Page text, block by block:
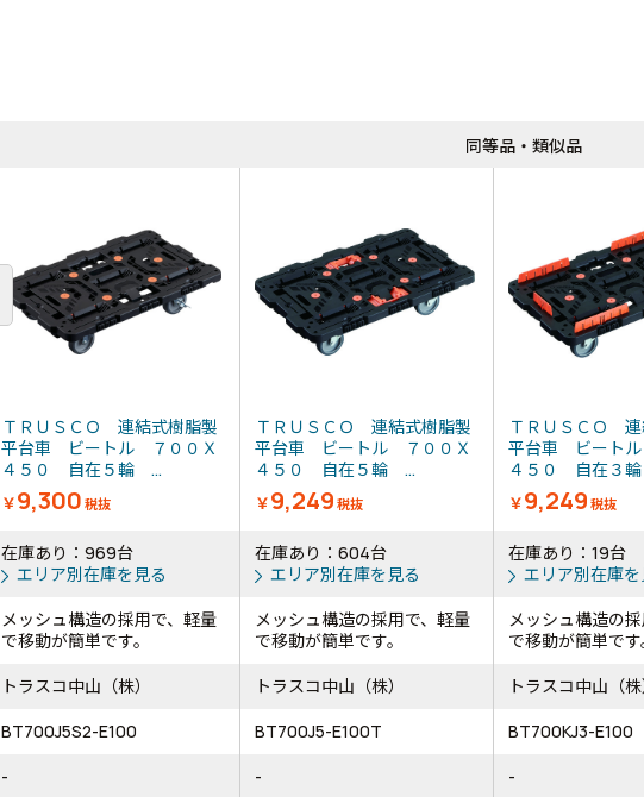
ＴＲＵＳＣＯ 連結式樹脂製
平台車 ビートル ７００Ｘ
４５０ 自在５輪 ...
￥9,300 税抜
ＴＲＵＳＣＯ 連結式樹脂製
平台車 ビートル ７００Ｘ
４５０ 自在５輪 ...
￥9,249 税抜
ＴＲＵＳＣＯ 連
平台車 ビート
４５０ 自在３
￥9,249 税抜
在庫あり：969台
エリア別在庫を見る
在庫あり：604台
エリア別在庫を見る
在庫あり：19台
エリア別在庫を
メッシュ構造の採用で、軽量
で移動が簡単です。
メッシュ構造の採用で、軽量
で移動が簡単です。
メッシュ構造の
で移動が簡単です
トラスコ中山（株） トラスコ中山（株） トラスコ中山（株
BT700J5S2-E100 BT700J5-E100T BT700KJ3-E100
- - -
同等品・類似品